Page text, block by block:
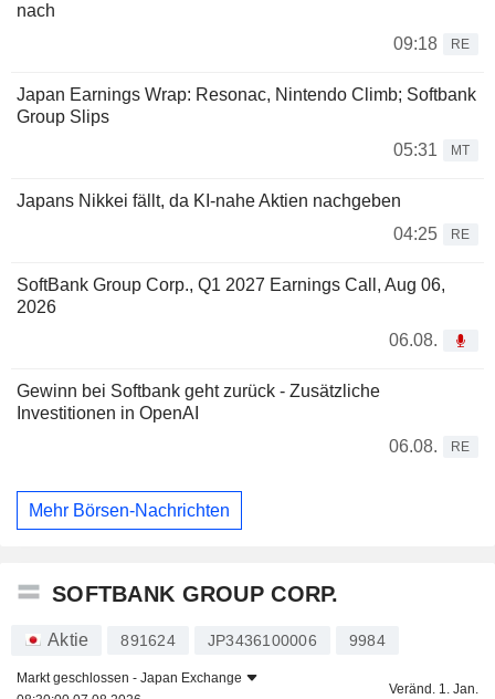
nach
09:18
RE
Japan Earnings Wrap: Resonac, Nintendo Climb; Softbank
Group Slips
05:31
MT
Japans Nikkei fällt, da KI-nahe Aktien nachgeben
04:25
RE
SoftBank Group Corp., Q1 2027 Earnings Call, Aug 06,
2026
06.08.
Gewinn bei Softbank geht zurück - Zusätzliche
Investitionen in OpenAI
06.08.
RE
Mehr Börsen-Nachrichten
SOFTBANK GROUP CORP.
Aktie 891624 JP3436100006 9984
Markt geschlossen - Japan Exchange
Veränd. 1. Jan.